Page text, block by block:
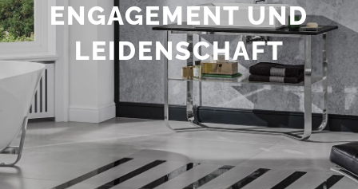
ENGAGEMENT UND
LEIDENSCHAFT